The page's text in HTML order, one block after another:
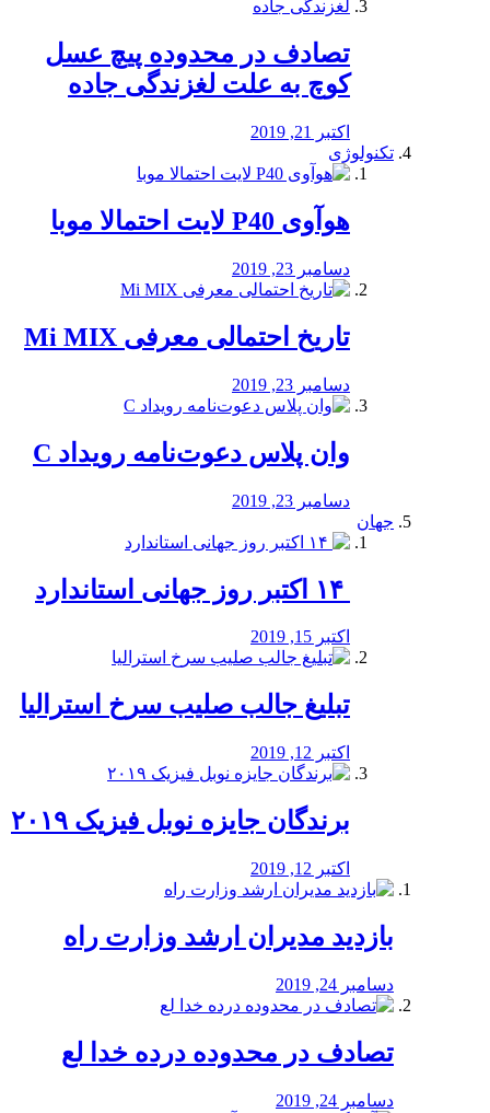
تصادف در محدوده پیچ عسل
کوچ به علت لغزندگی جاده
اکتبر 21, 2019
تکنولوژی
هوآوی P40 لایت احتمالا موبا
دسامبر 23, 2019
تاریخ احتمالی معرفی Mi MIX
دسامبر 23, 2019
وان پلاس دعوت‌نامه رویداد C
دسامبر 23, 2019
جهان
اکتبر 15, 2019
تبلیغ جالب صلیب سرخ استرالیا
اکتبر 12, 2019
برندگان جایزه نوبل فیزیک ۲۰۱۹
اکتبر 12, 2019
بازدید مدیران ارشد وزارت راه
دسامبر 24, 2019
تصادف در محدوده درده خدا لع
دسامبر 24, 2019